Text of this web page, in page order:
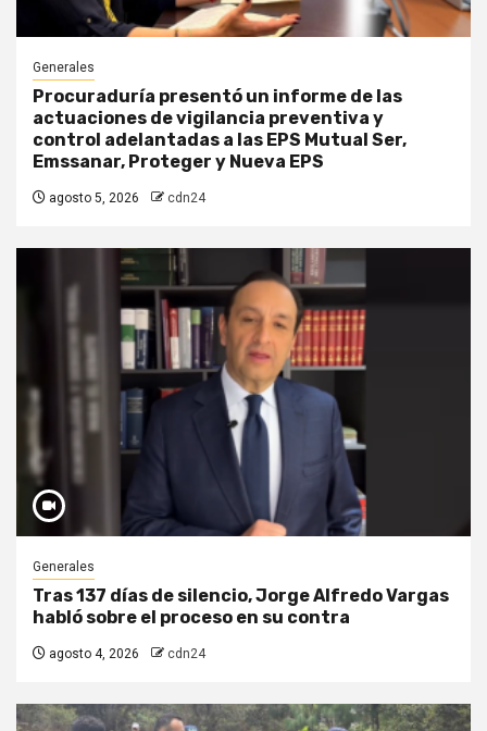
Generales
Procuraduría presentó un informe de las
actuaciones de vigilancia preventiva y
control adelantadas a las EPS Mutual Ser,
Emssanar, Proteger y Nueva EPS
agosto 5, 2026 cdn24
Generales
Tras 137 días de silencio, Jorge Alfredo Vargas
habló sobre el proceso en su contra
agosto 4, 2026 cdn24